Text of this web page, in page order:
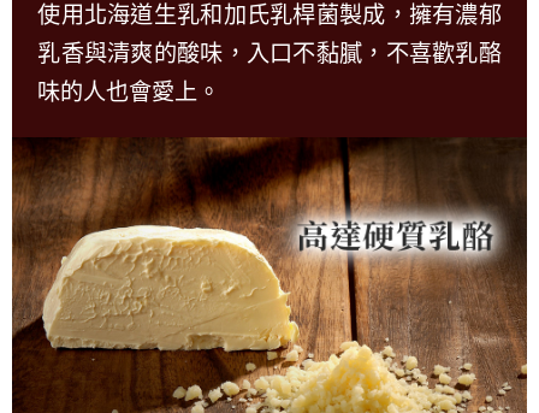
使用北海道生乳和加氏乳桿菌製成，擁有濃郁
乳香與清爽的酸味，入口不黏膩，不喜歡乳酪
味的人也會愛上。